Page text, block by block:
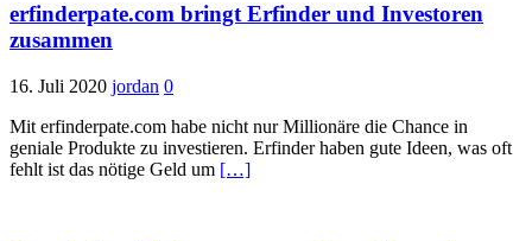
erfinderpate.com bringt Erfinder und Investoren
zusammen
16. Juli 2020 jordan 0
Mit erfinderpate.com habe nicht nur Millionäre die Chance in
geniale Produkte zu investieren. Erfinder haben gute Ideen, was oft
fehlt ist das nötige Geld um […]